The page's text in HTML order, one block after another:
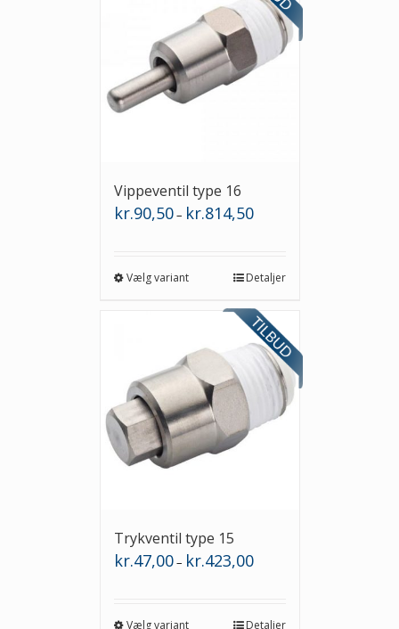
Vippeventil type 16
kr.90,50– kr.814,50Prisinterval:
Vælg variant Detaljer
Trykventil type 15
kr.47,00– kr.423,00Prisinterval:
Vælg variant Detaljer